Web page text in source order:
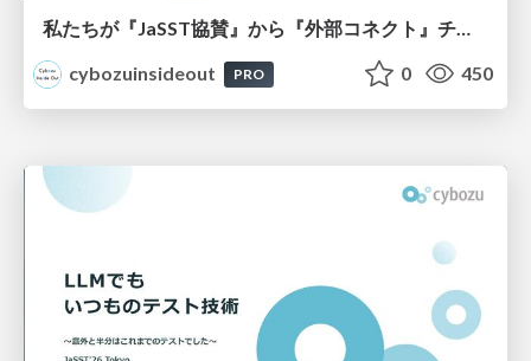
私たちが『JaSST協賛』から『外部コネクト』チームになった理由
cybozuinsideout
PRO 0 450